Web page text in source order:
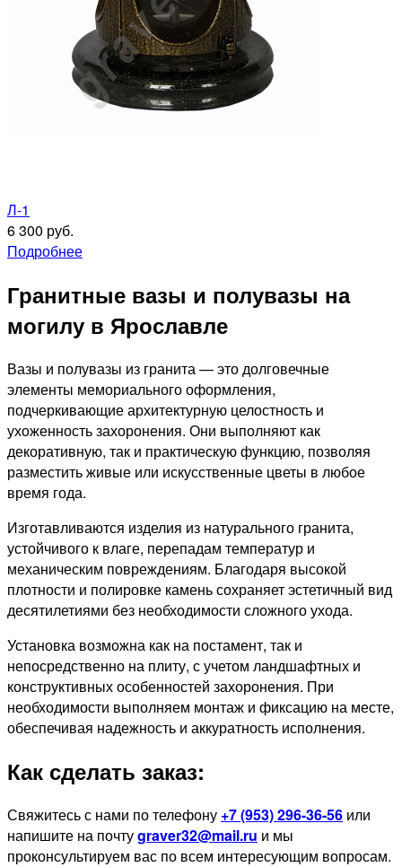
Л-1
6 300 руб.
Подробнее
Гранитные вазы и полувазы на
могилу в Ярославле
Вазы и полувазы из гранита — это долговечные
элементы мемориального оформления,
подчеркивающие архитектурную целостность и
ухоженность захоронения. Они выполняют как
декоративную, так и практическую функцию, позволяя
разместить живые или искусственные цветы в любое
время года.
Изготавливаются изделия из натурального гранита,
устойчивого к влаге, перепадам температур и
механическим повреждениям. Благодаря высокой
плотности и полировке камень сохраняет эстетичный вид
десятилетиями без необходимости сложного ухода.
Установка возможна как на постамент, так и
непосредственно на плиту, с учетом ландшафтных и
конструктивных особенностей захоронения. При
необходимости выполняем монтаж и фиксацию на месте,
обеспечивая надежность и аккуратность исполнения.
Как сделать заказ:
Свяжитесь с нами по телефону +7 (953) 296-36-56 или
напишите на почтуgraver32@mail.ru и мы
проконсультируем вас по всем интересующим вопросам.